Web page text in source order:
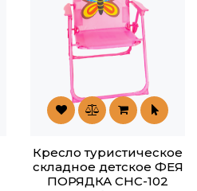
Кресло туристическое
складное детское ФЕЯ
ПОРЯДКА CHC-102